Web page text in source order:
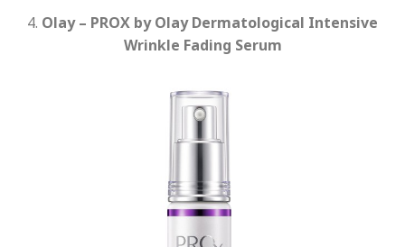
4. Olay – PROX by Olay Dermatological Intensive
Wrinkle Fading Serum